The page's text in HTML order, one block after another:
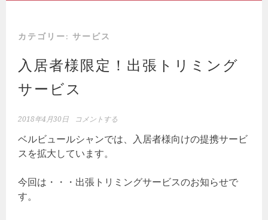
カテゴリー:サービス
入居者様限定！出張トリミング
サービス
2018年4月30日 コメントする
ベルビュールシャンでは、入居者様向けの提携サービ
スを拡大しています。
今回は・・・出張トリミングサービスのお知らせで
す。